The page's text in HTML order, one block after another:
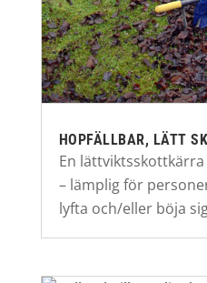
HOPFÄLLBAR, LÄTT
En
– lämplig för
lyfta och/eller böja